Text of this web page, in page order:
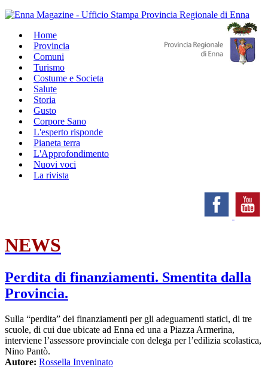
Home
Provincia
Comuni
Turismo
Costume e Societa
Salute
Storia
Gusto
Corpore Sano
L'esperto risponde
Pianeta terra
L'Approfondimento
Nuovi voci
La rivista
NEWS
Perdita di finanziamenti. Smentita dalla
Provincia.
Sulla “perdita” dei finanziamenti per gli adeguamenti statici, di tre
scuole, di cui due ubicate ad Enna ed una a Piazza Armerina,
interviene l’assessore provinciale con delega per l’edilizia scolastica,
Nino Pantò.
Autore: Rossella Inveninato